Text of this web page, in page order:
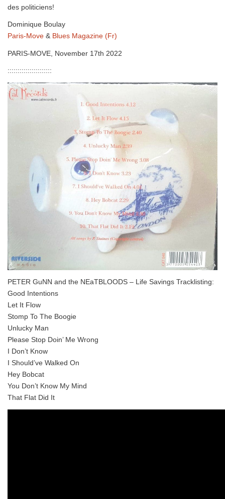
des politiciens!
Dominique Boulay
Paris-Move & Blues Magazine (Fr)
PARIS-MOVE, November 17th 2022
::::::::::::::::::::::
PETER GuNN and the NEaTBLOODS – Life Savings Tracklisting:
Good Intentions
Let It Flow
Stomp To The Boogie
Unlucky Man
Please Stop Doin’ Me Wrong
I Don’t Know
I Should’ve Walked On
Hey Bobcat
You Don’t Know My Mind
That Flat Did It